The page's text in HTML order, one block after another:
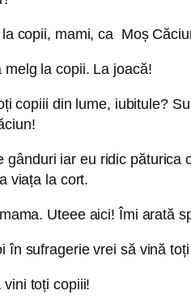
copii, mami, ca Moș
melg la copii. La joacă!
copiii din lume, iubitule?
gânduri iar eu ridic
viața la cort.
Uteee aici! Îmi arată
în sufragerie vrei să vină
toți copiii!